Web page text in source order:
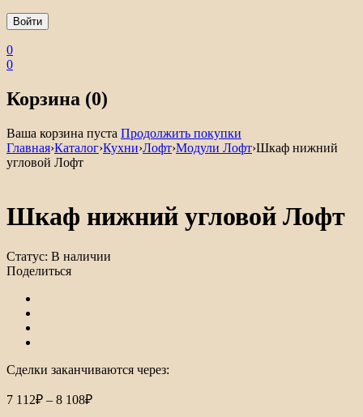
0
0
Корзина (0)
Ваша корзина пуста Продолжить покупки
Главная›Каталог›Кухни›Лофт›Модули Лофт›Шкаф нижний
угловой Лофт
Шкаф нижний угловой Лофт
Статус: В наличии
Поделиться
Сделки заканчиваются через:
7 112₽ – 8 108₽Диапазон